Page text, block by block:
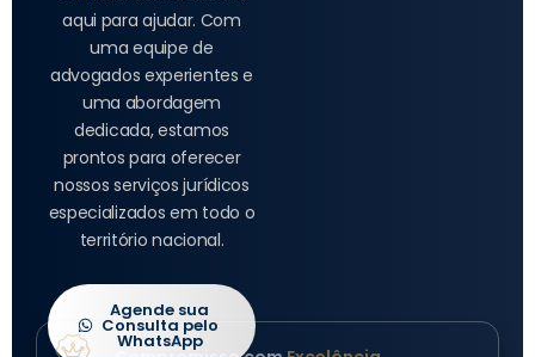
aqui para ajudar. Com
uma equipe de
advogados experientes e
uma abordagem
dedicada, estamos
prontos para oferecer
nossos serviços jurídicos
especializados em todo o
território nacional.
Agende sua
Consulta pelo
WhatsApp